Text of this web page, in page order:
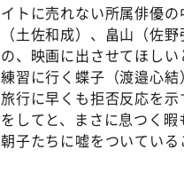
トに売れない所属俳優の
土佐和成）、畠山（佐野
、映画に出させてほし
習に行く蝶子（渡邉心結
行に早くも拒否反応を
してと、まさに息つく暇
子たちに嘘をついてい